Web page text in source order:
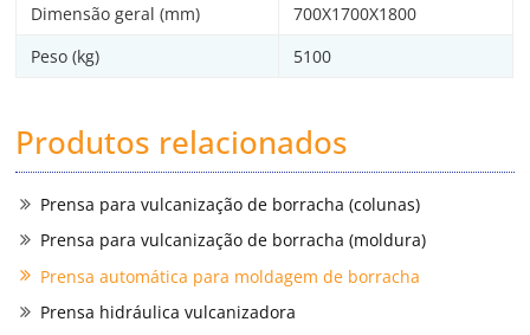
Dimensão geral (mm)
700X1700X1800
Peso (kg)
5100
Produtos relacionados
Prensa para vulcanização de borracha (colunas)
Prensa para vulcanização de borracha (moldura)
Prensa automática para moldagem de borracha
Prensa hidráulica vulcanizadora